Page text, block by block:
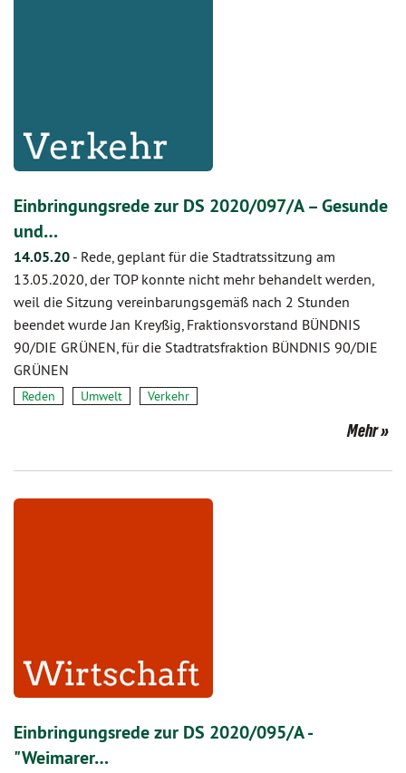
Einbringungsrede zur DS 2020/097/A – Gesunde
und…
14.05.20 - Rede, geplant für die Stadtratssitzung am
13.05.2020, der TOP konnte nicht mehr behandelt werden,
weil die Sitzung vereinbarungsgemäß nach 2 Stunden
beendet wurde Jan Kreyßig, Fraktionsvorstand BÜNDNIS
90/DIE GRÜNEN, für die Stadtratsfraktion BÜNDNIS 90/DIE
GRÜNEN
Reden Umwelt Verkehr
Mehr
Einbringungsrede zur DS 2020/095/A -
"Weimarer…